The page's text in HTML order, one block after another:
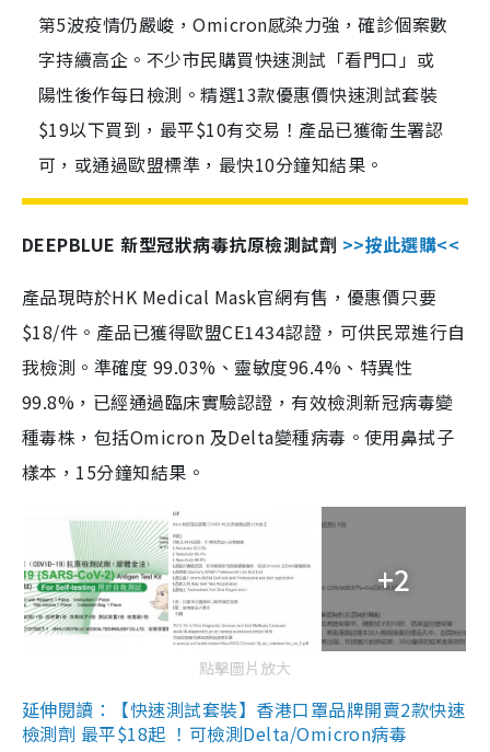
第5波疫情仍嚴峻，Omicron感染力強，確診個案數
字持續高企。不少市民購買快速測試「看門口」或
陽性後作每日檢測。精選13款優惠價快速測試套裝
$19以下買到，最平$10有交易！產品已獲衛生署認
可，或通過歐盟標準，最快10分鐘知結果。
DEEPBLUE 新型冠狀病毒抗原檢測試劑 >>按此選購<<
產品現時於HK Medical Mask官網有售，優惠價只要
$18/件。產品已獲得歐盟CE1434認證，可供民眾進行自
我檢測。準確度 99.03%、靈敏度96.4%、特異性
99.8%，已經通過臨床實驗認證，有效檢測新冠病毒變
種毒株，包括Omicron 及Delta變種病毒。使用鼻拭子
樣本，15分鐘知結果。
+2
點擊圖片放大
延伸閱讀：【快速測試套裝】香港口罩品牌開賣2款快速
檢測劑 最平$18起 ！可檢測Delta/Omicron病毒